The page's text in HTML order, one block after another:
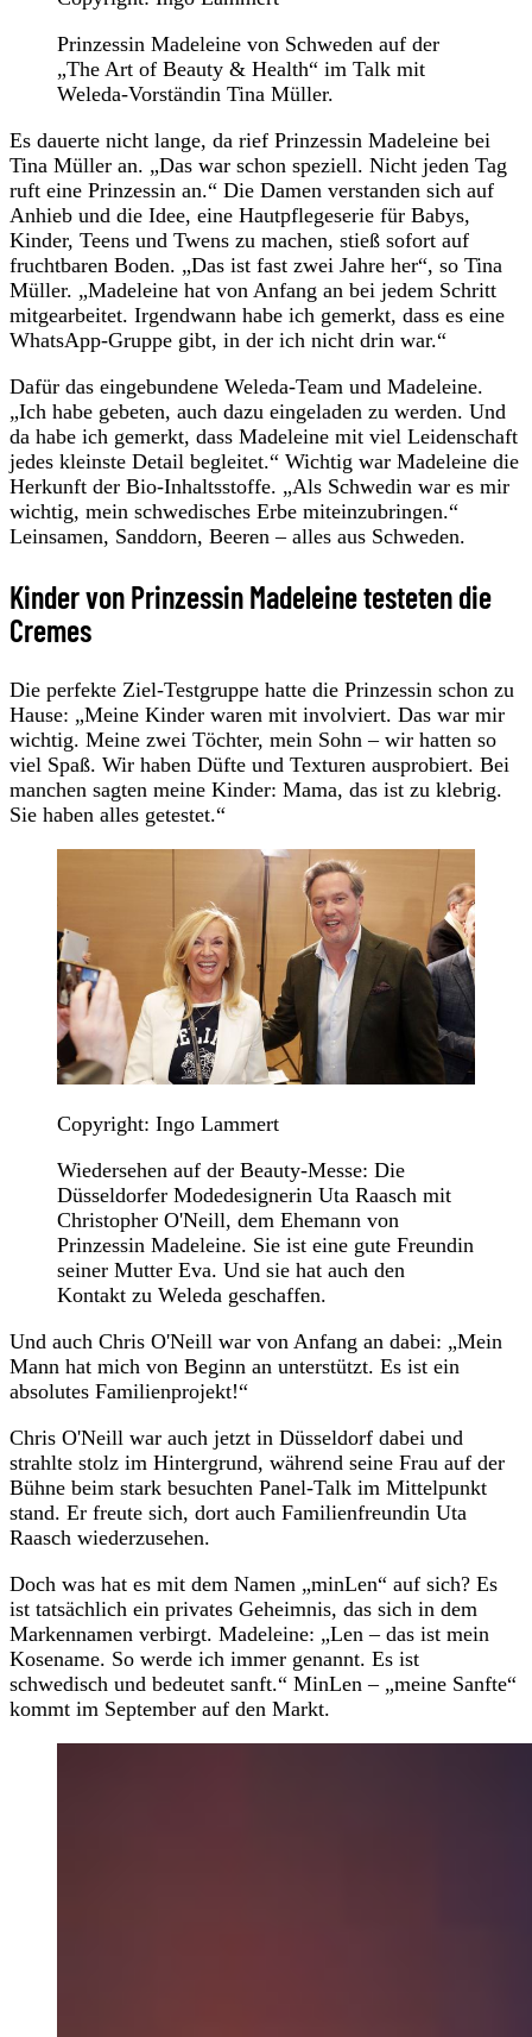
Prinzessin Madeleine von Schweden auf der
„The Art of Beauty & Health“ im Talk mit
Weleda-Vorständin Tina Müller.
Es dauerte nicht lange, da rief Prinzessin Madeleine bei
Tina Müller an. „Das war schon speziell. Nicht jeden Tag
ruft eine Prinzessin an.“ Die Damen verstanden sich auf
Anhieb und die Idee, eine Hautpflegeserie für Babys,
Kinder, Teens und Twens zu machen, stieß sofort auf
fruchtbaren Boden. „Das ist fast zwei Jahre her“, so Tina
Müller. „Madeleine hat von Anfang an bei jedem Schritt
mitgearbeitet. Irgendwann habe ich gemerkt, dass es eine
WhatsApp-Gruppe gibt, in der ich nicht drin war.“
Dafür das eingebundene Weleda-Team und Madeleine.
„Ich habe gebeten, auch dazu eingeladen zu werden. Und
da habe ich gemerkt, dass Madeleine mit viel Leidenschaft
jedes kleinste Detail begleitet.“ Wichtig war Madeleine die
Herkunft der Bio-Inhaltsstoffe. „Als Schwedin war es mir
wichtig, mein schwedisches Erbe miteinzubringen.“
Leinsamen, Sanddorn, Beeren – alles aus Schweden.
Kinder von Prinzessin Madeleine testeten die
Cremes
Die perfekte Ziel-Testgruppe hatte die Prinzessin schon zu
Hause: „Meine Kinder waren mit involviert. Das war mir
wichtig. Meine zwei Töchter, mein Sohn – wir hatten so
viel Spaß. Wir haben Düfte und Texturen ausprobiert. Bei
manchen sagten meine Kinder: Mama, das ist zu klebrig.
Sie haben alles getestet.“
Copyright: Ingo Lammert
Wiedersehen auf der Beauty-Messe: Die
Düsseldorfer Modedesignerin Uta Raasch mit
Christopher O'Neill, dem Ehemann von
Prinzessin Madeleine. Sie ist eine gute Freundin
seiner Mutter Eva. Und sie hat auch den
Kontakt zu Weleda geschaffen.
Und auch Chris O'Neill war von Anfang an dabei: „Mein
Mann hat mich von Beginn an unterstützt. Es ist ein
absolutes Familienprojekt!“
Chris O'Neill war auch jetzt in Düsseldorf dabei und
strahlte stolz im Hintergrund, während seine Frau auf der
Bühne beim stark besuchten Panel-Talk im Mittelpunkt
stand. Er freute sich, dort auch Familienfreundin Uta
Raasch wiederzusehen.
Doch was hat es mit dem Namen „minLen“ auf sich? Es
ist tatsächlich ein privates Geheimnis, das sich in dem
Markennamen verbirgt. Madeleine: „Len – das ist mein
Kosename. So werde ich immer genannt. Es ist
schwedisch und bedeutet sanft.“ MinLen – „meine Sanfte“
kommt im September auf den Markt.